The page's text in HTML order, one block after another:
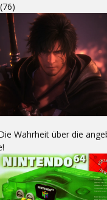
Wahrheit über die